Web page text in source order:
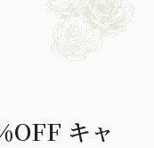
OFF キャ